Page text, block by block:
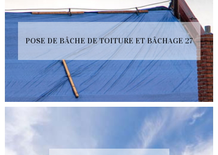
POSE DE BÂCHE DE TOITURE ET BÂCHAGE 27